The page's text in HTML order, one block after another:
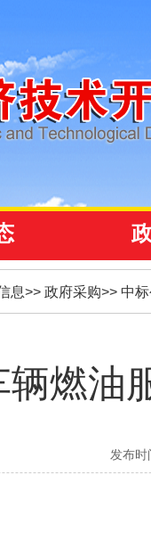
息>> 政府采购>> 中
辆燃油
发布时